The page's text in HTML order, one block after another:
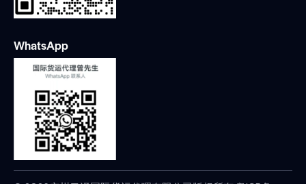
WhatsApp